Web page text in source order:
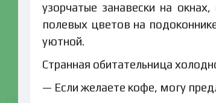
узорчатые занавески на
полевых цветов на
уютной.
Странная обитательница
— Если желаете кофе, могу